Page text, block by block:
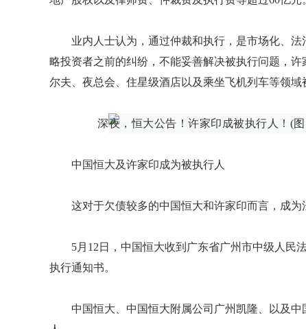
业内人士认为，通过仲裁和执行，是市场化、
略投资者之前的纠纷，不能妥善解决被执行问题，
尔夫、夜总会、住星级酒店以及乘坐飞机列车等领域
中国恒大及许家印成为被执行人
这对于欠债较多的中国恒大和许家印而言，成为
5月12日，中国恒大收到广东省广州市中级人民
执行通知书。
中国恒大、中国恒大附属公司广州凯隆、以及